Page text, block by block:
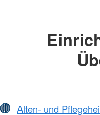
Alten- und